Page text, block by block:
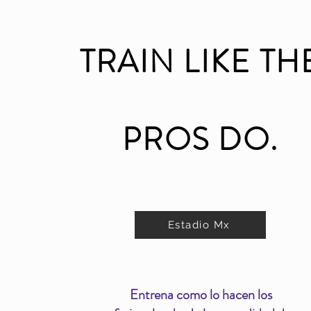
TRAIN LIKE
PROS DO.
Estadio Mx
Entrena como lo hacen los